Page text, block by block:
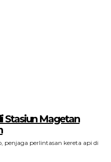
Stasiun Magetan
penjaga perlintasan kereta api di